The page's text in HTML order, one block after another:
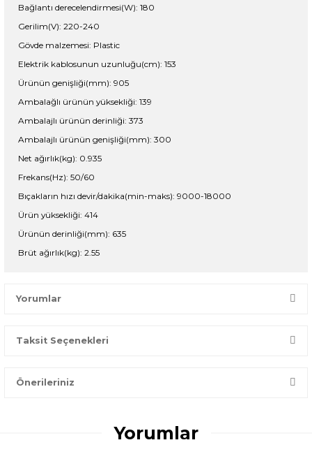
Bağlantı derecelendirmesi(W): 180
Gerilim(V): 220-240
Gövde malzemesi: Plastic
Elektrik kablosunun uzunluğu(cm): 153
Ürünün genişliği(mm): 905
Ambalağlı ürünün yüksekliği: 139
Ambalajlı ürünün derinliği: 373
Ambalajlı ürünün genişliği(mm): 300
Net ağırlık(kg): 0.935
Frekans(Hz): 50/60
Bıçakların hızı devir/dakika(min-maks): 9000-18000
Ürün yüksekliği: 414
Ürünün derinliği(mm): 635
Brüt ağırlık(kg): 2.55
Yorumlar
Taksit Seçenekleri
Önerileriniz
konularda yetersiz gördüğünüz noktaları öneri formunu
kullanarak tarafımıza iletebilirsiniz.
Yorumlar